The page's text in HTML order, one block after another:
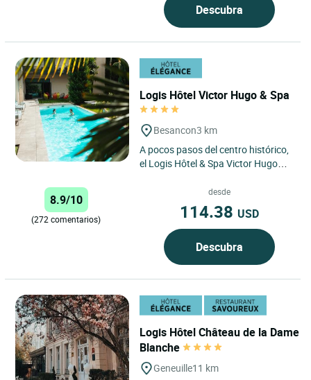
Descubra
Logis Hôtel Victor Hugo & Spa
Besancon3 km
A pocos pasos del centro histórico,
el Logis Hôtel & Spa Victor Hugo
una escapada inolvidable...
8.9/10
(272 comentarios)
desde
114.38 USD
Descubra
Logis Hôtel Château de la Dame
Blanche
Geneuille11 km